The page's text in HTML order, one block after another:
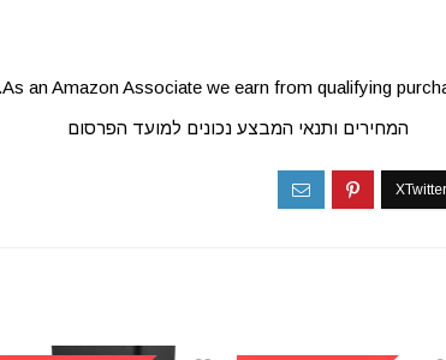
As an Amazon Associate we earn from qualifying
המחירים ותנאי המבצע נכונים למועד הפרסום